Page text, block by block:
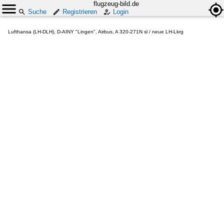
flugzeug-bild.de
Suche
Registrieren Login
Lufthansa (LH-DLH), D-AINY "Lingen", Airbus, A 320-271N sl / neue LH-Lkrg